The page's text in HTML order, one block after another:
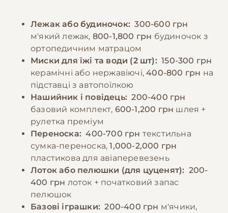
ясен.
🎁 −10% на зоотовари
За промокодом E-PET
враховувати індивідуальні особливості
собаки та можливі алергічні реакції. При
зміні раціону необхідно робити це
поступово, щоб уникнути проблем з
травленням. Також рекомендується
додавати до раціону вітамінні добавки після
консультації з ветеринаром.
🎁 −10% на зоотовари
За промокодом E-PET
Лежак або будиночок: 300-600 грн
м'який лежак, 800-1,800 грн будиночок з
ортопедичним матрацом
Миски для їжі та води (2 шт): 150-300 грн
керамічні або нержавіючі,400-800 грн на
підставці з автопоїлкою
Нашийник і повідець: 200-400 грн
базовий комплект, 600-1,200 грн шлея +
рулетка преміум
Переноска: 400-700 грн текстильна
сумка-переноска,1,000-2,000 грн
пластикова для авіаперевезень
Лоток або пелюшки (для цуценят): 200-
400 грн лоток + початковий запас
пелюшок
Базові іграшки: 200-400 грн м'ячики,